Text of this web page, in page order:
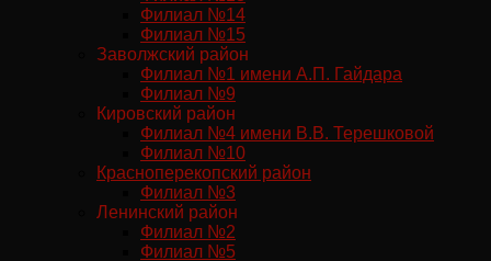
Филиал №14
Филиал №15
Заволжский район
Филиал №1 имени А.П. Гайдара
Филиал №9
Кировский район
Филиал №4 имени В.В. Терешковой
Филиал №10
Красноперекопский район
Филиал №3
Ленинский район
Филиал №2
Филиал №5